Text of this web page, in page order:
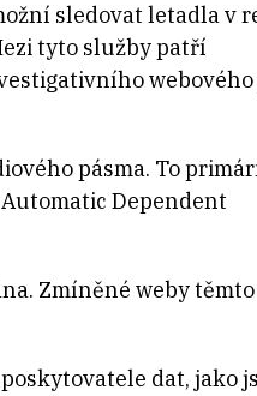
sledovat letadla v
tyto služby patří
pásma. To
Dependent
Zmíněné weby těmto
dat, jako